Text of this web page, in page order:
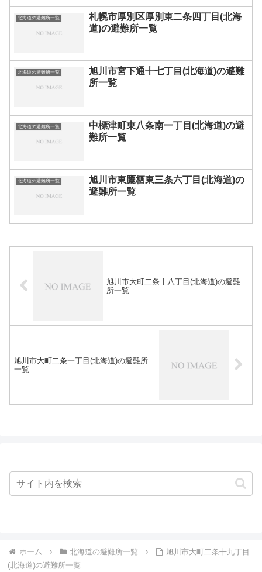
北海道の避難所一覧
札幌市厚別区厚別東二条四丁目(北海
道)の避難所一覧
北海道の避難所一覧
旭川市宮下通十七丁目(北海道)の避難
所一覧
北海道の避難所一覧
中標津町東八条南一丁目(北海道)の避
難所一覧
北海道の避難所一覧
旭川市東鷹栖東三条六丁目(北海道)の
避難所一覧
旭川市大町二条十八丁目(北海道)の避難
所一覧
旭川市大町二条一丁目(北海道)の避難所
一覧
ホーム 北海道の避難所一覧
旭川市大町二条十九丁目
(北海道)の避難所一覧